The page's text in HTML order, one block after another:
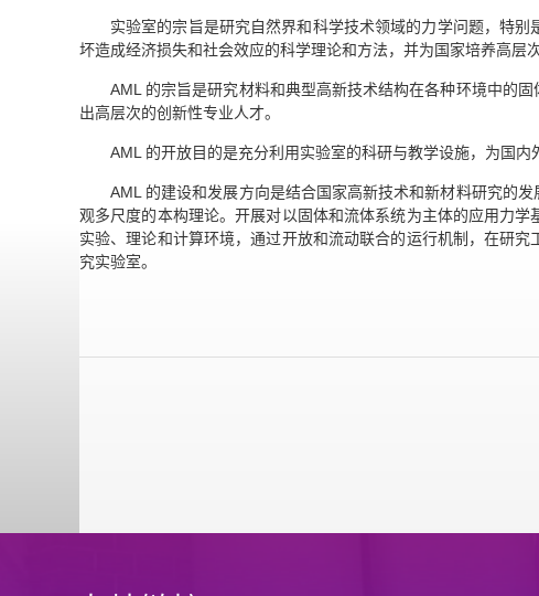
实验室的宗旨是研究自然界和科学技术领域的力学问题，特
坏造成经济损失和社会效应的科学理论和方法，并为国家培养高层
AML 的宗旨是研究材料和典型高新技术结构在各种环境中的
出高层次的创新性专业人才。
AML 的开放目的是充分利用实验室的科研与教学设施，为国
AML 的建设和发展方向是结合国家高新技术和新材料研究的
观多尺度的本构理论。开展对以固体和流体系统为主体的应用力
实验、理论和计算环境，通过开放和流动联合的运行机制，在研
究实验室。